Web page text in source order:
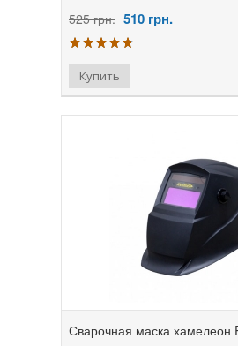
525 грн. 510 грн.
Сварочная маска хамелеон